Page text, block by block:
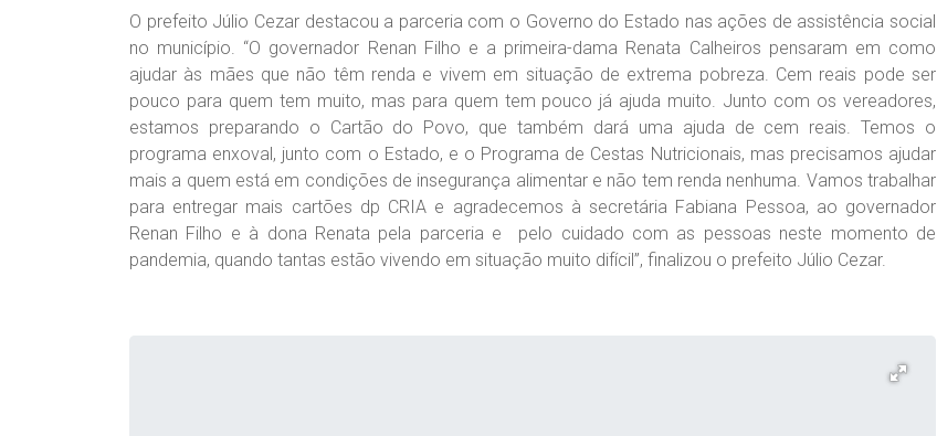
O prefeito Júlio Cezar destacou a parceria com o Governo do Estado nas ações de assistência social
no município. “O governador Renan Filho e a primeira-dama Renata Calheiros pensaram em como
ajudar às mães que não têm renda e vivem em situação de extrema pobreza. Cem reais pode ser
pouco para quem tem muito, mas para quem tem pouco já ajuda muito. Junto com os vereadores,
estamos preparando o Cartão do Povo, que também dará uma ajuda de cem reais. Temos o
programa enxoval, junto com o Estado, e o Programa de Cestas Nutricionais, mas precisamos ajudar
mais a quem está em condições de insegurança alimentar e não tem renda nenhuma. Vamos trabalhar
para entregar mais cartões dp CRIA e agradecemos à secretária Fabiana Pessoa, ao governador
Renan Filho e à dona Renata pela parceria e pelo cuidado com as pessoas neste momento de
pandemia, quando tantas estão vivendo em situação muito difícil”, finalizou o prefeito Júlio Cezar.